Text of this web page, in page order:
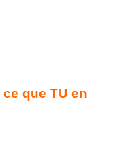
que TU en